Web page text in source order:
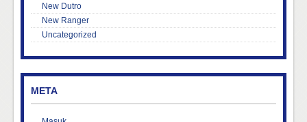
New Dutro
New Ranger
Uncategorized
META